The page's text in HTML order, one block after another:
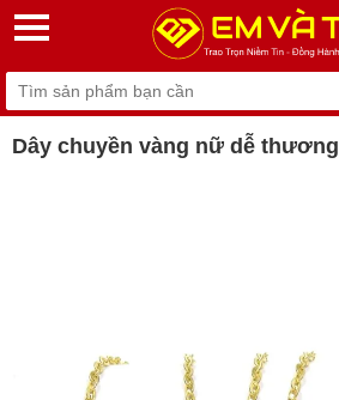
Dây chuyền vàng nữ dễ thương